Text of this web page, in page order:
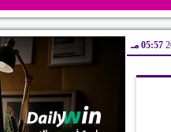
05:57 مـ